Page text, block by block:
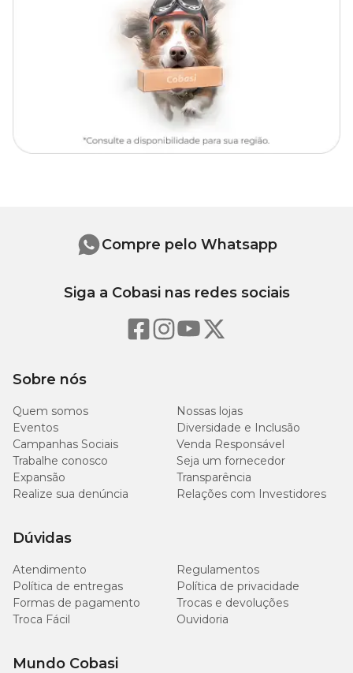
agregar sofisticação e exuberância à decoração sem precisar de
Para maiores informações e tirar todas suas dúvidas sobre essa ou
outras plantas, consulte um especialista de jardinagem numa loja
física da Cobasi. Aqui você encontra tudo o que você precisa para
seu jardim. Aproveite e compre aAlocasia Variada Planta
imperdível!
Iluminação
O solo deve ser mantido sempre úmido, porém sem encharcá-lo.
Substrato
Solo fértil, rico em matéria orgânica.
Adubação
Poda
As folhas velhas e amareladas devem ser retiradas para que não
Multiplica-se facilmente por separação das brotações que surgem
ao lado da planta mãe e por bulbos.
Sobre nós
Quem somos
Nossas lojas
Eventos
Diversidade e Inclusão
Campanhas Sociais
Venda Responsável
Trabalhe conosco
Seja um fornecedor
Expansão
Transparência
Realize sua denúncia
Relações com Investidores
Dúvidas
Atendimento
Regulamentos
Política de entregas
Política de privacidade
Formas de pagamento
Trocas e devoluções
Troca Fácil
Ouvidoria
Mundo Cobasi
Compre pelo Whatsapp
Siga a Cobasi nas redes sociais